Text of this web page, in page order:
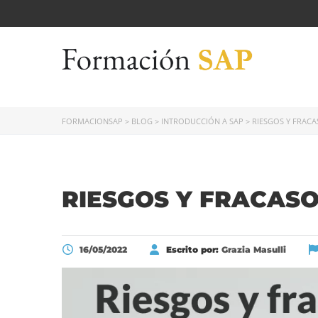
FORMACIONSAP > BLOG > INTRODUCCIÓN A SAP > RIESGOS Y
RIESGOS Y
16/05/2022 Escrito por: Grazia Masulli